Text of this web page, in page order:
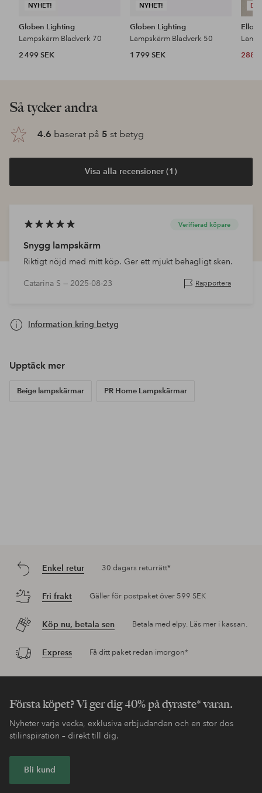
NYHET!
Globen Lighting
Lampskärm Bladverk 70
2 499 SEK
NYHET!
Globen Lighting
Lampskärm Bladverk 50
1 799 SEK
Ellos
288
Så tycker andra
4.6 baserat på 5 st betyg
Visa alla recensioner (1)
Verifierad köpare
Snygg lampskärm
Riktigt nöjd med mitt köp. Ger ett mjukt behagligt sken.
Catarina S — 2025-08-23 Rapportera
Information kring betyg
Upptäck mer
Beige lampskärmar PR Home Lampskärmar
Enkel retur 30 dagars returrätt*
Fri frakt Gäller för postpaket över 599 SEK
Köp nu, betala sen Betala med elpy. Läs mer i kassan.
Express Få ditt paket redan imorgon*
Första köpet? Vi ger dig 40% på dyraste* varan.
Nyheter varje vecka, exklusiva erbjudanden och en stor dos
stilinspiration – direkt till dig.
Bli kund